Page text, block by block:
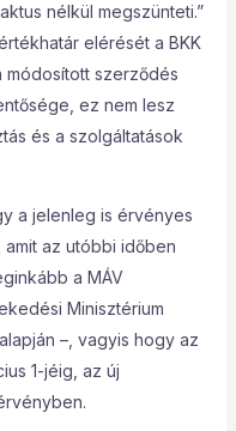
nélkül megszünteti.”
elérését a BKK
módosított szerződés
ez nem lesz
és a szolgáltatások
a jelenleg is érvényes
az utóbbi időben
a MÁV
Minisztérium
alapján –, vagyis hogy az
1-jéig, az új